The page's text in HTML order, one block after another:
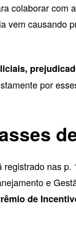
colaborar
causando
por
nas
e
de